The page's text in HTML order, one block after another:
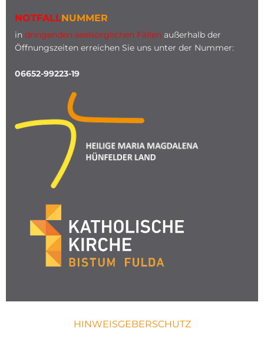
NOTFALLNUMMER
in dringenden seelsorglichen Fällen außerhalb der
Öffnungszeiten erreichen Sie uns unter der Nummer:
06652-99223-19
HINWEISGEBERSCHUTZ